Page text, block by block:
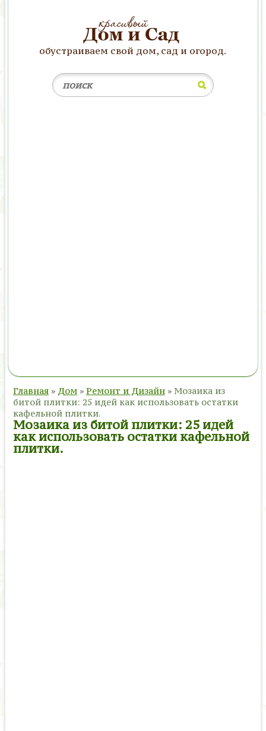
обустраиваем свой дом, сад и огород.
Главная » Дом » Ремонт и Дизайн » Мозаика из
битой плитки: 25 идей как использовать остатки
кафельной плитки.
Мозаика из битой плитки: 25 идей
как использовать остатки кафельной
плитки.